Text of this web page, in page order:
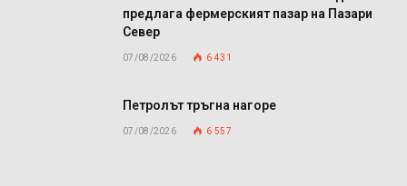
предлага фермерският пазар на Пазари
Север
07/08/2026 6 431
Петролът тръгна нагоре
07/08/2026 6 557